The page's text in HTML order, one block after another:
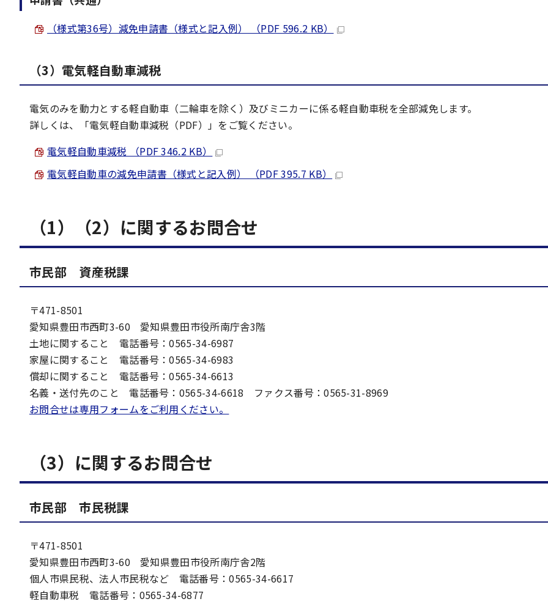
（様式第36号）減免申請書（様式と記入例） （PDF 596.2 KB）
（3）電気軽自動車減税
電気のみを動力とする軽自動車（二輪車を除く）及びミニカーに係る軽自動車税を全部減免します。
詳しくは、「電気軽自動車減税（PDF）」をご覧ください。
電気軽自動車減税 （PDF 346.2 KB）
電気軽自動車の減免申請書（様式と記入例） （PDF 395.7 KB）
（1）（2） に関するお問合せ
市民部 資産税課
〒471-8501
愛知県豊田市西町3-60 愛知県豊田市役所南庁舎3階
土地に関すること 電話番号：0565-34-6987
家屋に関すること 電話番号：0565-34-6983
償却に関すること 電話番号：0565-34-6613
名義・送付先のこと 電話番号：0565-34-6618 ファクス番号：0565-31-8969
お問合せは専用フォームをご利用ください。
（3）に関するお問合せ
市民部 市民税課
〒471-8501
愛知県豊田市西町3-60 愛知県豊田市役所南庁舎2階
個人市県民税、法人市民税など 電話番号：0565-34-6617
軽自動車税 電話番号：0565-34-6877